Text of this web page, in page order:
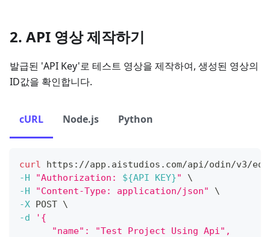
2. API 영상 제작하기
발급된 'API Key'로 테스트 영상을 제작하여, 생성된 영상의
ID값을 확인합니다.
cURL Node.js Python
curl https://app.aistudios.com/api/odin/v3/
-H
"Authorization: ${API KEY}"
\
-H
"Content-Type: application/json"
\
-X POST \
-d
'{
      "name": "Test Project Using Api",